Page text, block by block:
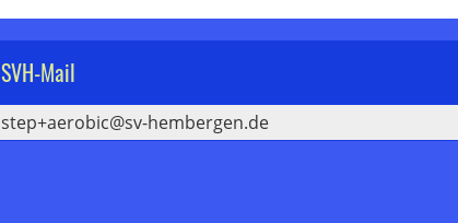
SVH-Mail
step+aerobic@sv-hembergen.de